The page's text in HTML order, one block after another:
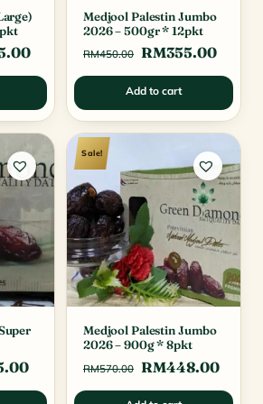
Current
price
RM355.00.
Medjool Palestin Jumbo
2026 – 500gr * 12pkt
RM450.00 Original
price
was:
RM450.00.
RM355.00
price
Add to cart
Current
price
Sale!
Medjool Palestin Jumbo
2026 – 900g * 8pkt
RM570.00 Original
price
RM448.00
price